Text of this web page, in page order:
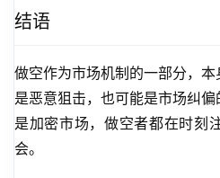
结语
做空作为市场机制的一部分，
是恶意狙击，也可能是市场纠
是加密市场，做空者都在时刻
会。